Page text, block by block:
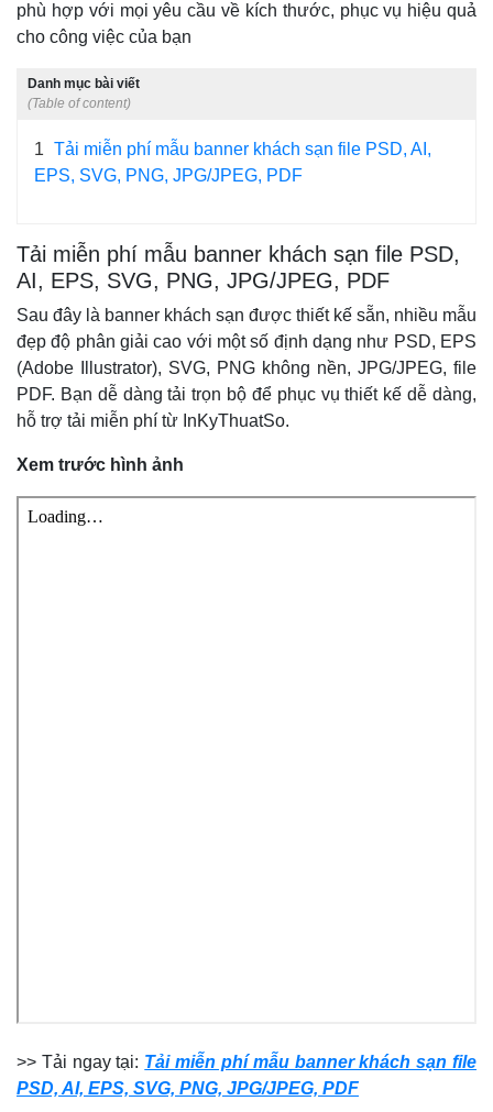
phù hợp với mọi yêu cầu về kích thước, phục vụ hiệu quả
cho công việc của bạn
Danh mục bài viết
(Table of content)
1 Tải miễn phí mẫu banner khách sạn file PSD, AI,
EPS, SVG, PNG, JPG/JPEG, PDF
Tải miễn phí mẫu banner khách sạn file PSD,
AI, EPS, SVG, PNG, JPG/JPEG, PDF
Sau đây là banner khách sạn được thiết kế sẵn, nhiều mẫu
đẹp độ phân giải cao với một số định dạng như PSD, EPS
(Adobe Illustrator), SVG, PNG không nền, JPG/JPEG, file
PDF. Bạn dễ dàng tải trọn bộ để phục vụ thiết kế dễ dàng,
hỗ trợ tải miễn phí từ InKyThuatSo.
Xem trước hình ảnh
>> Tải ngay tại: Tải miễn phí mẫu banner khách sạn file
PSD, AI, EPS, SVG, PNG, JPG/JPEG, PDF